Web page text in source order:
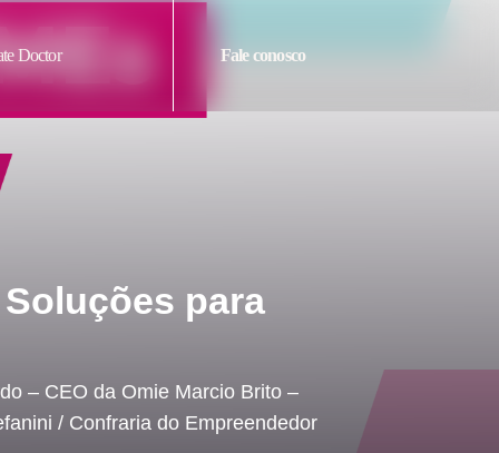
Doctor Fale conosco
para
– CEO da Omie Marcio Brito –
/ Confraria do Empreendedor